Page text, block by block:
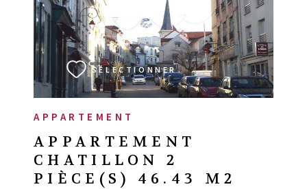
APPARTEMENT
APPARTEMENT
CHATILLON 2
PIÈCE(S) 46.43 M2
SÉLECTIONNER
VOIR LE BIEN